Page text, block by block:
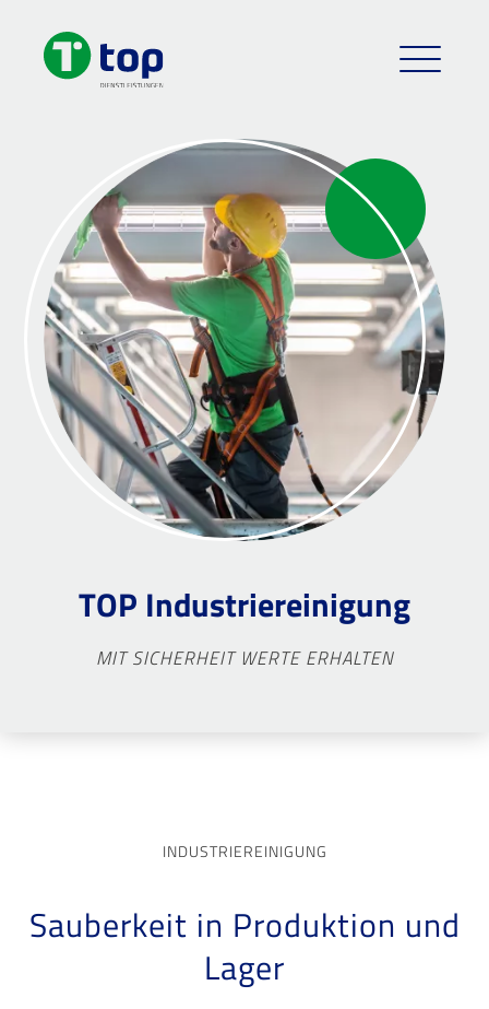
TOP Industriereinigung
MIT SICHERHEIT WERTE ERHALTEN
INDUSTRIEREINIGUNG
Sauberkeit in Produktion und
Lager